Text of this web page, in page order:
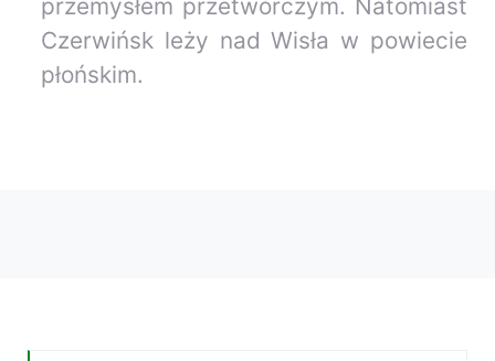
przemysłem przetwórczym. Natomiast
Czerwińsk leży nad Wisła w powiecie
płońskim.